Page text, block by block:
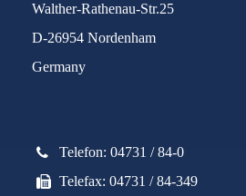
Walther-Rathenau-Str.25
D-26954 Nordenham
Germany
Telefon: 04731 / 84-0
Telefax: 04731 / 84-349